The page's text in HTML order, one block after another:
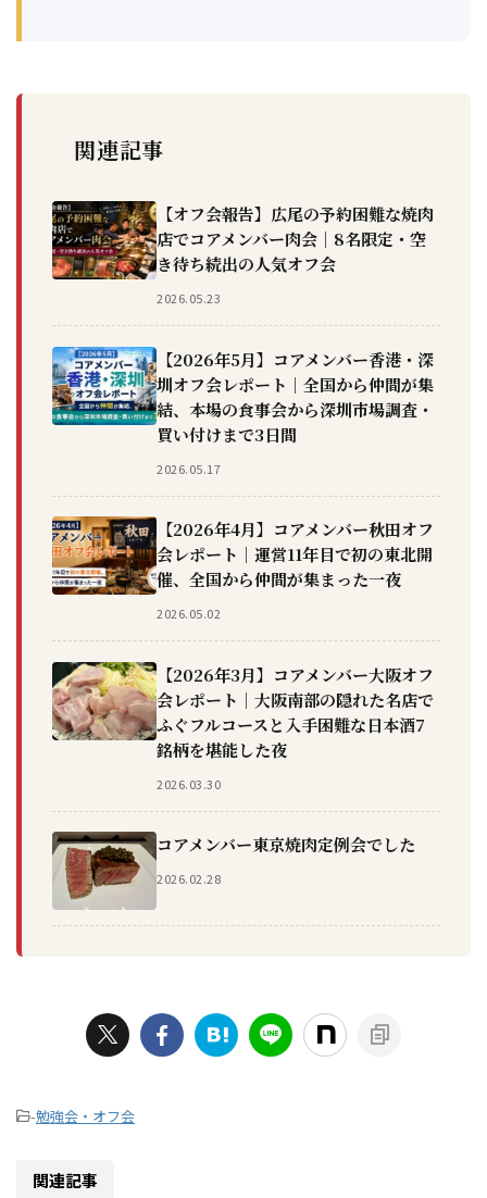
関連記事
【オフ会報告】広尾の予約困難な焼肉
店でコアメンバー肉会｜8名限定・空
き待ち続出の人気オフ会
2026.05.23
【2026年5月】コアメンバー香港・深
圳オフ会レポート｜全国から仲間が集
結、本場の食事会から深圳市場調査・
買い付けまで3日間
2026.05.17
【2026年4月】コアメンバー秋田オフ
会レポート｜運営11年目で初の東北開
催、全国から仲間が集まった一夜
2026.05.02
【2026年3月】コアメンバー大阪オフ
会レポート｜大阪南部の隠れた名店で
ふぐフルコースと入手困難な日本酒7
銘柄を堪能した夜
2026.03.30
コアメンバー東京焼肉定例会でした
2026.02.28
-勉強会・オフ会
関連記事